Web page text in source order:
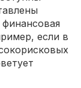
если в